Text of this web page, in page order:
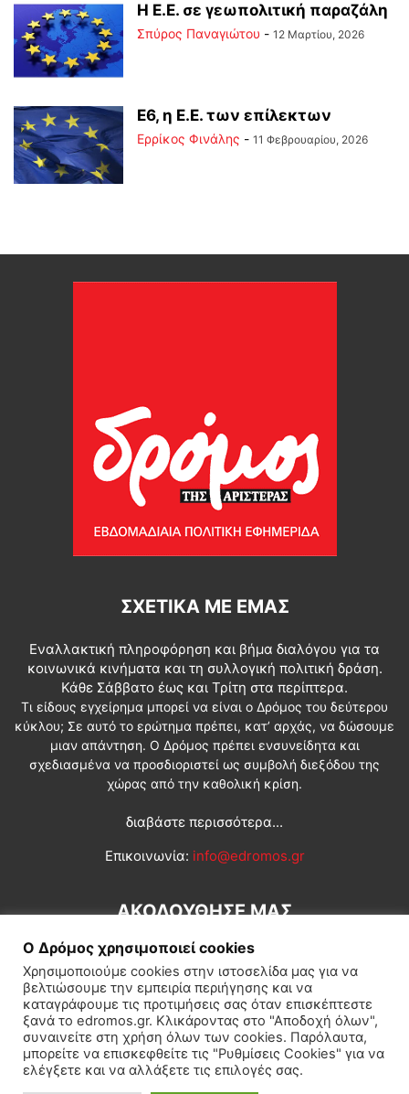
Η Ε.Ε. σε γεωπολιτική παραζάλη
Σπύρος Παναγιώτου - 12 Μαρτίου, 2026
Ε6, η Ε.Ε. των επίλεκτων
Ερρίκος Φινάλης - 11 Φεβρουαρίου, 2026
ΣΧΕΤΙΚΆ ΜΕ ΕΜΆΣ
Εναλλακτική πληροφόρηση και βήμα διαλόγου για τα
κοινωνικά κινήματα και τη συλλογική πολιτική δράση.
Κάθε Σάββατο έως και Τρίτη στα περίπτερα.
Τι είδους εγχείρημα μπορεί να είναι ο Δρόμος του δεύτερου
κύκλου; Σε αυτό το ερώτημα πρέπει, κατ’ αρχάς, να δώσουμε
μιαν απάντηση. Ο Δρόμος πρέπει ενσυνείδητα και
σχεδιασμένα να προσδιοριστεί ως συμβολή διεξόδου της
χώρας από την καθολική κρίση.
διαβάστε περισσότερα...
Επικοινωνία: info@edromos.gr
ΑΚΟΛΟΥΘΗΣΕ ΜΑΣ
Εγγραφή συνδρομητή Πολιτική Διεθνή Κοινωνία
Πολιτισμός Αφιερώματα
Ο Δρόμος χρησιμοποιεί cookies
Χρησιμοποιούμε cookies στην ιστοσελίδα μας για να
βελτιώσουμε την εμπειρία περιήγησης και να
καταγράφουμε τις προτιμήσεις σας όταν επισκέπτεστε
ξανά το edromos.gr. Κλικάροντας στο "Αποδοχή όλων",
συναινείτε στη χρήση όλων των cookies. Παρόλαυτα,
μπορείτε να επισκεφθείτε τις "Ρυθμίσεις Cookies" για να
ελέγξετε και να αλλάξετε τις επιλογές σας.